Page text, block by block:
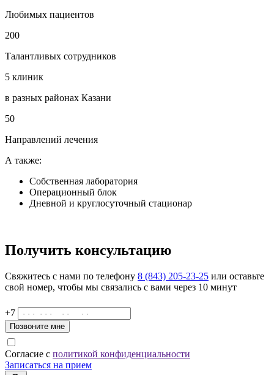
Любимых пациентов
200
Талантливых сотрудников
5 клиник
в разных районах Казани
50
Направлений лечения
А также:
Собственная лаборатория
Операционный блок
Дневной и круглосуточный стационар
Получить консультацию
Свяжитесь с нами по телефону 8 (843) 205-23-25 или оставьте
свой номер, чтобы мы связались с вами через 10 минут
+7
Позвоните мне
Согласие с политикой конфиденциальности
Записаться на прием